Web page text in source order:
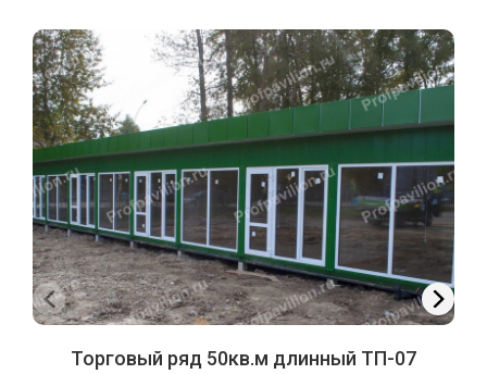
Торговый ряд 50кв.м длинный ТП-07